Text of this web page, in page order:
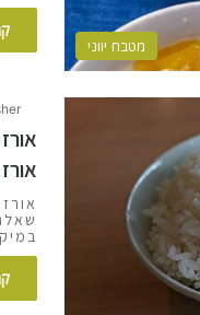
מטבח יווני
אורז